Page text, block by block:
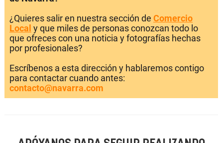
¿Quieres salir en nuestra sección de Comercio
Local y que miles de personas conozcan todo lo
que ofreces con una noticia y fotografías hechas
por profesionales?
Escríbenos a esta dirección y hablaremos contigo
para contactar cuando antes:
contacto@navarra.com